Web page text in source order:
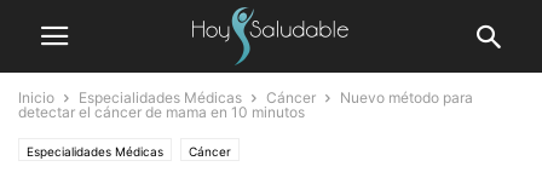
Inicio Especialidades Médicas Cáncer
Nuevo método para
detectar el cáncer de mama en 10 minutos
Especialidades Médicas Cáncer